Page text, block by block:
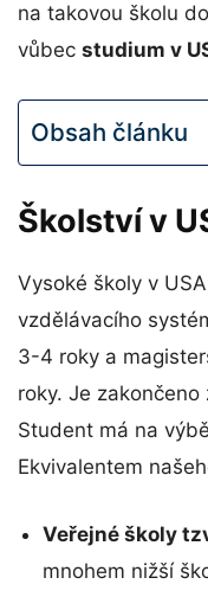
na takovou školu
vůbec studium v
Obsah článku
Školství v
Vysoké školy v
vzdělávacího
3-4 roky a
roky. Je zakončeno
Student má na
Ekvivalentem
Veřejné školy
mnohem nižší